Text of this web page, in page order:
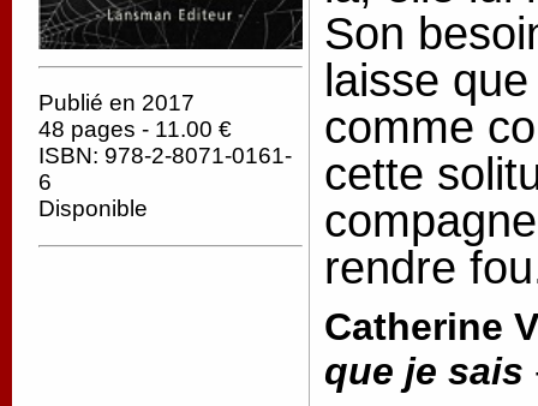
Publié en 2017
48 pages - 11.00 €
ISBN: 978-2-8071-0161-
6
Disponible
Son
laisse
comme
cette
rendre
Catherine
que je sais